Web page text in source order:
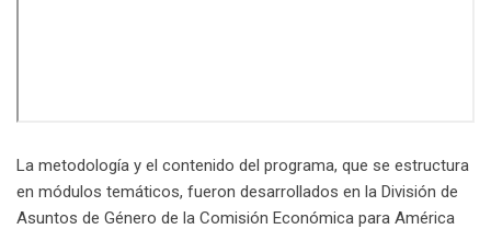
La metodología y el contenido del programa, que se estructura
en módulos temáticos, fueron desarrollados en la División de
Asuntos de Género de la Comisión Económica para América